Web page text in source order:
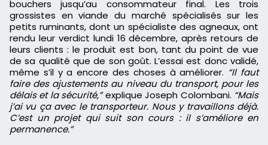
bouchers jusqu’au consommateur final. Les trois
grossistes en viande du marché spécialisés sur les
petits ruminants, dont un spécialiste des agneaux, ont
rendu leur verdict lundi 16 décembre, après retours de
leurs clients : le produit est bon, tant du point de vue
de sa qualité que de son goût. L’essai est donc validé,
même s’il y a encore des choses à améliorer. “Il faut
faire des ajustements au niveau du transport, pour les
délais et la sécurité,”explique Joseph Colombani. “Mais
j’ai vu ça avec le transporteur. Nous y travaillons déjà.
C’est un projet qui suit son cours : il s’améliore en
permanence.”